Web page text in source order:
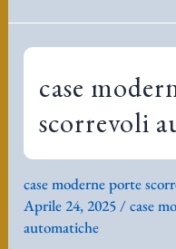
John
McCarthy.
case
scorrevoli
case moderne porte
Aprile 24, 2025/case
automatiche